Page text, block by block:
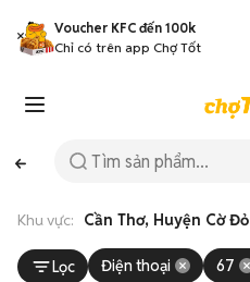
Voucher KFC đến 100k
Chỉ có trên app Chợ Tốt
Khu vực: Cần Thơ, Huyện Cờ Đỏ
Lọc Điện thoại 67